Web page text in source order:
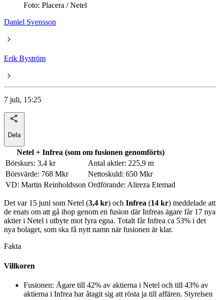
Foto: Placera / Netel
Daniel Svensson
Erik Byström
7 juli, 15:25
Dela
Netel + Infrea (som om fusionen genomförts)
Börskurs: 3,4 kr
Antal aktier: 225,9 m
Börsvärde: 768 Mkr
Nettoskuld: 650 Mkr
VD: Martin Reinholdsson Ordförande: Alireza Etemad
Det var 15 juni som Netel (3,4 kr) och Infrea (14 kr) meddelade att
de enats om att gå ihop genom en fusion där Infreas ägare får 17 nya
aktier i Netel i utbyte mot fyra egna. Totalt får Infrea ca 53% i det
nya bolaget, som ska få nytt namn när fusionen är klar.
Fakta
Villkoren
Fusionen: Ägare till 42% av aktierna i Netel och till 43% av
aktierna i Infrea har åtagit sig att rösta ja till affären. Styrelsen